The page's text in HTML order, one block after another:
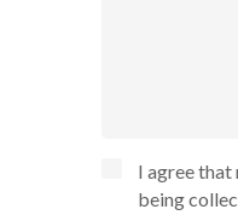
I agree
being